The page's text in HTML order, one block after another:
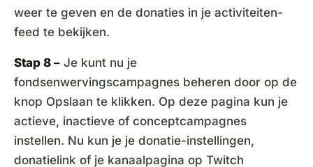
weer te geven en de donaties in je activiteiten-
feed te bekijken.
Stap 8 – Je kunt nu je
fondsenwervingscampagnes beheren door op de
knop Opslaan te klikken. Op deze pagina kun je
actieve, inactieve of conceptcampagnes
instellen. Nu kun je je donatie-instellingen,
donatielink of je kanaalpagina op Twitch